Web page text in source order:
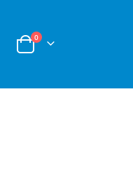
Корзина
0позиции